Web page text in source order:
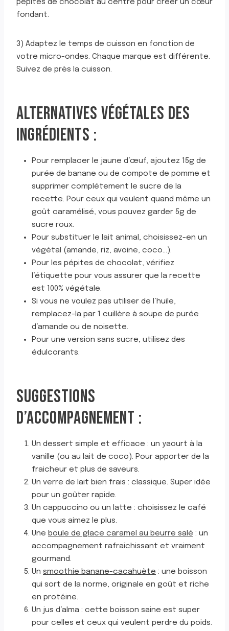
pépites de chocolat au centre pour créer un cœur
fondant.
3) Adaptez le temps de cuisson en fonction de
votre micro-ondes. Chaque marque est différente.
Suivez de près la cuisson.
ALTERNATIVES VÉGÉTALES DES
INGRÉDIENTS :
Pour remplacer le jaune d’œuf, ajoutez 15g de
purée de banane ou de compote de pomme et
supprimer complétement le sucre de la
recette. Pour ceux qui veulent quand même un
goût caramélisé, vous pouvez garder 5g de
sucre roux.
Pour substituer le lait animal, choisissez-en un
végétal (amande, riz, avoine, coco…).
Pour les pépites de chocolat, vérifiez
l’étiquette pour vous assurer que la recette
est 100% végétale.
Si vous ne voulez pas utiliser de l’huile,
remplacez-la par 1 cuillère à soupe de purée
d’amande ou de noisette.
Pour une version sans sucre, utilisez des
édulcorants.
SUGGESTIONS
D’ACCOMPAGNEMENT :
Un dessert simple et efficace : un yaourt à la
vanille (ou au lait de coco). Pour apporter de la
fraicheur et plus de saveurs.
Un verre de lait bien frais : classique. Super idée
pour un goûter rapide.
Un cappuccino ou un latte : choisissez le café
que vous aimez le plus.
Une boule de glace caramel au beurre salé : un
accompagnement rafraichissant et vraiment
gourmand.
Un smoothie banane-cacahuète : une boisson
qui sort de la norme, originale en goût et riche
en protéine.
Un jus d’alma : cette boisson saine est super
pour celles et ceux qui veulent perdre du poids.